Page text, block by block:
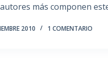
más componen
2010 1 COMENTARIO